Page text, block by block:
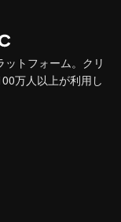
トフォーム。クリ
万人以上が利用し